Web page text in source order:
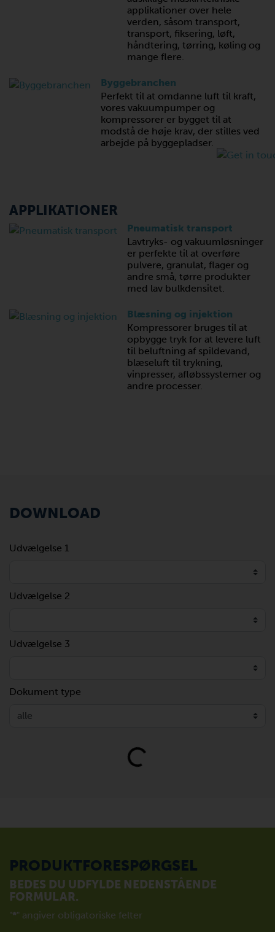
applikationer over hele
verden, såsom transport,
transport, fiksering, løft,
håndtering, tørring, køling og
mange flere.
Byggebranchen
Perfekt til at omdanne luft til kraft,
vores vakuumpumper og
kompressorer er bygget til at
modstå de høje krav, der stilles ved
arbejde på byggepladser.
APPLIKATIONER
Pneumatisk transport
Lavtryks- og vakuumløsninger
er perfekte til at overføre
pulvere, granulat, flager og
andre små, tørre produkter
med lav bulkdensitet.
Blæsning og injektion
Kompressorer bruges til at
opbygge tryk for at levere luft
til beluftning af spildevand,
blæseluft til trykning,
vinpresser, afløbssystemer og
andre processer.
DOWNLOAD
Udvælgelse 1
Udvælgelse 2
Udvælgelse 3
Dokument type
Loading...
PRODUKTFORESPØRGSEL
BEDES DU UDFYLDE NEDENSTÅENDE
FORMULAR.
"*" angiver obligatoriske felter